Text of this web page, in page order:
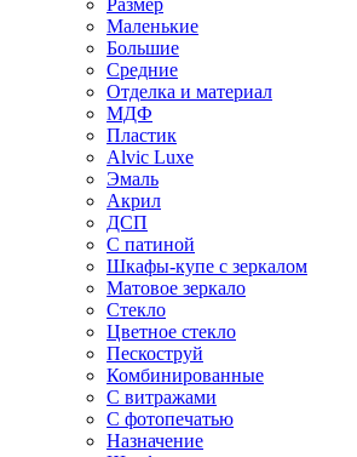
Размер
Маленькие
Большие
Средние
Отделка и материал
МДФ
Пластик
Alvic Luxe
Эмаль
Акрил
ДСП
С патиной
Шкафы-купе с зеркалом
Матовое зеркало
Стекло
Цветное стекло
Пескоструй
Комбинированные
С витражами
С фотопечатью
Назначение